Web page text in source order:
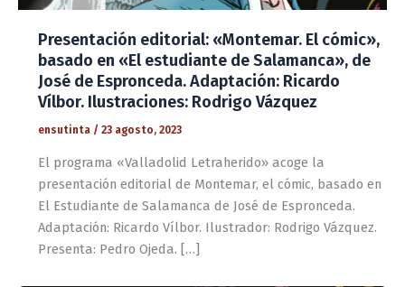
Presentación editorial: «Montemar. El cómic»,
basado en «El estudiante de Salamanca», de
José de Espronceda. Adaptación: Ricardo
Vílbor. Ilustraciones: Rodrigo Vázquez
ensutinta / 23 agosto, 2023
El programa «Valladolid Letraherido» acoge la
presentación editorial de Montemar, el cómic, basado en
El Estudiante de Salamanca de José de Espronceda.
Adaptación: Ricardo Vílbor. Ilustrador: Rodrigo Vázquez.
Presenta: Pedro Ojeda. […]